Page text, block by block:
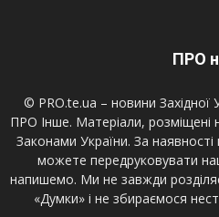
ПРО
© PRO.te.ua – новини
ПРО Інше. Матеріали, розміщені
Законами України. За наявності
можете передруковувати
напишемо. Ми не завжди
«Думки» і не збираємося